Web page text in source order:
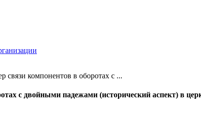
связи компонентов в оборотах с ...
с двойными падежами (исторический аспект) в